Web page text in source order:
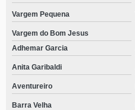
Vargem Pequena
Vargem do Bom Jesus
Adhemar Garcia
Anita Garibaldi
Aventureiro
Barra Velha